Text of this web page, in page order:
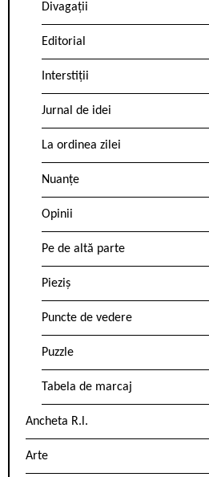
Divagații
Editorial
Interstiții
Jurnal de idei
La ordinea zilei
Nuanțe
Opinii
Pe de altă parte
Pieziș
Puncte de vedere
Puzzle
Tabela de marcaj
Ancheta R.l.
Arte